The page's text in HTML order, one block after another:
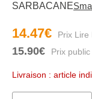
SARBACANE
14.47€
15.90€
Livraison : article